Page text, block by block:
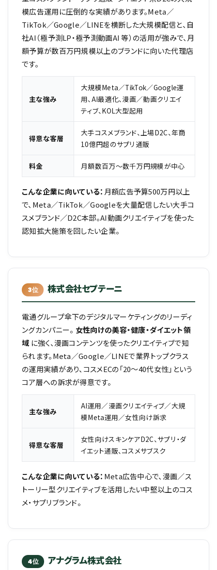
模広告運用に圧倒的な実績があります。Meta／
TikTok／Google／LINEを横断した大規模配信と、自
社AI（極予測LP・極予測動画AI 等）の活用が強みで、月
額予算が数百万円規模以上のブランドに向いた代理店
です。
主な強み
大規模Meta／TikTok／Google運
用、AI最適化、漫画／動画クリエイ
ティブ、KOL大型起用
得意な客層
大手コスメブランド、上場D2C、年商
10億円超のサプリ通販
料金 月額数百万〜数千万円規模が中心
こんな企業に向いている： 月額広告予算500万円以上
で、Meta／TikTok／Googleを大量配信したい大手コ
スメブランド／D2C本部。AI動画クリエイティブを使った
認知拡大施策を回したい企業。
3位 株式会社セプテーニ
電通グループ傘下のデジタルマーケティングのリーディ
ングカンパニー。 女性向けの美容・健康・ダイエット領
域 に強く、漫画コンテンツを使ったクリエイティブで知
られます。Meta／Google／LINEで業界トップクラス
の運用実績があり、コスメECの「20〜40代女性」という
コア層への訴求が得意です。
主な強み
AI運用／漫画クリエイティブ／大規
模Meta運用／女性向け訴求
得意な客層
女性向けスキンケアD2C、サプリ・ダ
イエット通販、コスメサブスク
こんな企業に向いている： Meta広告中心で、漫画／ス
トーリー型クリエイティブを活用したい中堅以上のコス
メ・サプリブランド。
4位 アナグラム株式会社